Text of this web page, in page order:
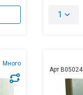
1
Много
Арт